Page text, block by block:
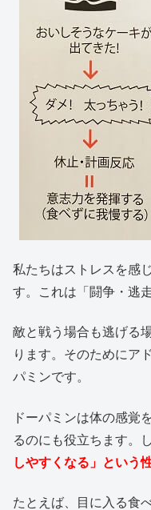
私たちはストレスを感
す。これは「闘争・逃
敵と戦う場合も逃げる
ります。そのためにア
パミンです。
ドーパミンは体の感覚
るのにも役立ちます。
しやすくなる」という
たとえば、目に入る食